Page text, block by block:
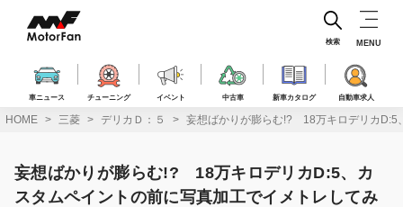
ス
車ニュース チューニング イベント 中古車 新車カタログ 自動車求人
検索 MENU
HOME 三菱 デリカＤ：５ 妄想ばかりが膨らむ!? 18万キロデリカD:5
妄想ばかりが膨らむ!? 18万キロデリカD:5、カ
スタムペイントの前に写真加工でイメトレしてみ